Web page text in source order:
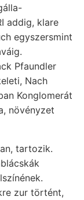
addig, klare
Pfaundler
Nach
Konglomerát
növényzet
tartozik.
zur történt,